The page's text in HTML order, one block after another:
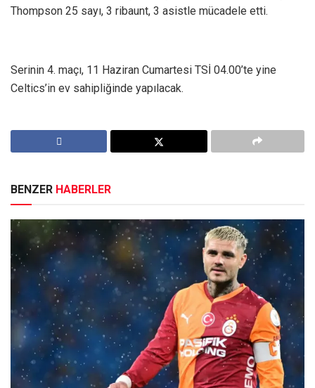
Thompson 25 sayı, 3 ribaunt, 3 asistle mücadele etti.
Serinin 4. maçı, 11 Haziran Cumartesi TSİ 04.00’te yine
Celtics’in ev sahipliğinde yapılacak.
BENZER HABERLER